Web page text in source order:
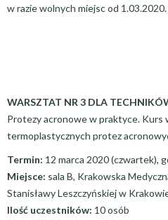
w razie wolnych miejsc od 1.03.2020.
WARSZTAT NR 3 DLA
Protezy acronowe w praktyce. Kurs
termoplastycznych protez
Termin: 12 marca 2020 (czwartek),
Miejsce: sala B, Krakowska
Stanisławy Leszczyńskiej w
Ilość uczestników: 10 osób